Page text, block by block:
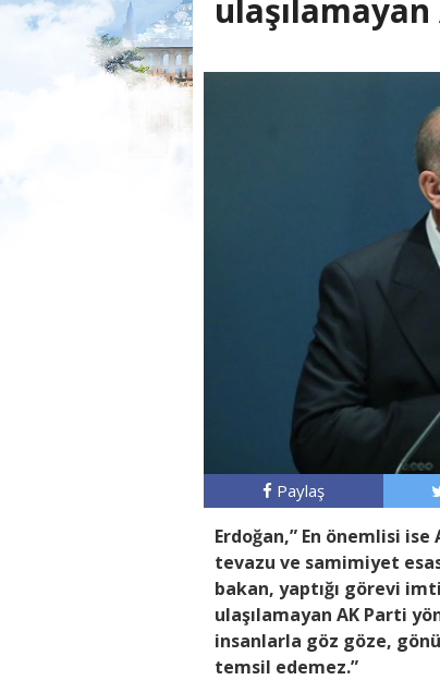
Paylaş
Erdoğan,” En önemlisi
tevazu ve samimiyet
bakan, yaptığı görevi
ulaşılamayan AK Parti
insanlarla göz göze,
temsil edemez.”